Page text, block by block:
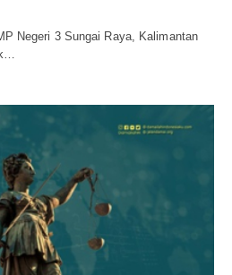
Negeri 3 Sungai Raya, Kalimantan